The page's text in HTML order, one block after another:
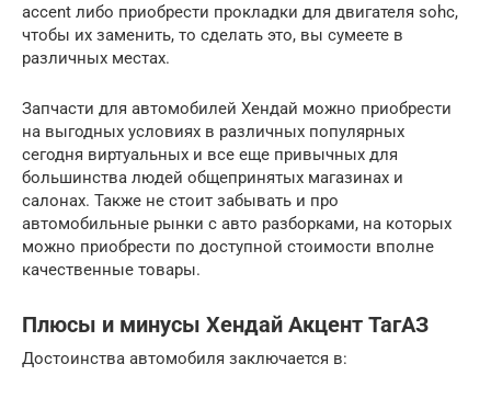
accent либо приобрести прокладки для двигателя sohc,
чтобы их заменить, то сделать это, вы сумеете в
различных местах.
Запчасти для автомобилей Хендай можно приобрести
на выгодных условиях в различных популярных
сегодня виртуальных и все еще привычных для
большинства людей общепринятых магазинах и
салонах. Также не стоит забывать и про
автомобильные рынки с авто разборками, на которых
можно приобрести по доступной стоимости вполне
качественные товары.
Плюсы и минусы Хендай Акцент ТагАЗ
Достоинства автомобиля заключается в: